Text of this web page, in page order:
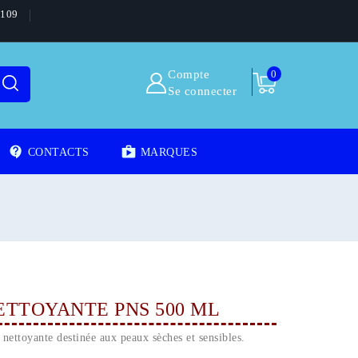
Compte
Se connecter
0
contact_support CONTACTS shoppingmode
MARQUES
PNS 500 ML
destinée aux peaux sèches et sensibles.